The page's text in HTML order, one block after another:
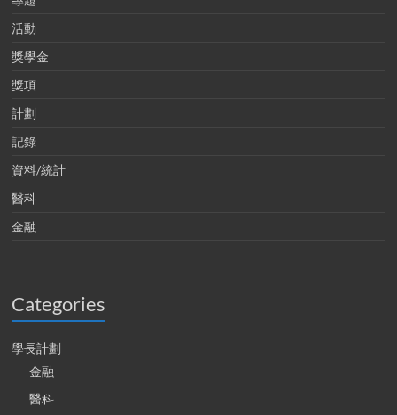
活動
獎學金
獎項
計劃
記錄
資料/統計
醫科
金融
Categories
學長計劃
金融
醫科